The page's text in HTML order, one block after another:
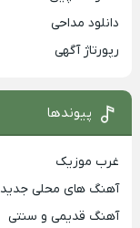
دانلود مداحی
رپورتاژ آگهی
پیوندها
غرب موزیک
آهنگ های محلی جدید
آهنگ قدیمی و سنتی